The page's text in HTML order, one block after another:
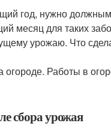
год, нужно
месяц для таких
урожаю. Что
сбора урожая